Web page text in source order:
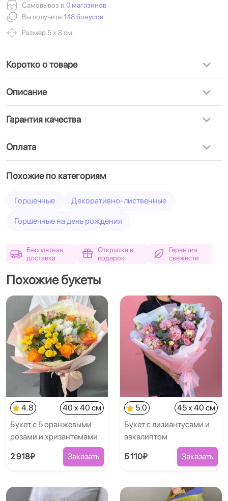
Самовывоз в 0 магазинов
Вы получите 148 бонусов
Размер 5 х 8 см.
Коротко о товаре
Описание
Гарантия качества
Оплата
Похожие по категориям
Горшечные Декоративно-лиственные
Горшечные на день рождения
Бесплатная
доставка
Открытка в
подарок
Гарантия
свежести
Похожие букеты
4.8
40 x 40 см
Букет с 5 оранжевыми
розами и хризантемами
2 918₽ Заказать
5.0
45 x 40 см
Букет с лизиантусами и
эвкалиптом
5 110₽ Заказать